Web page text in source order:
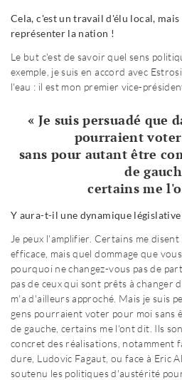
Cela, c'est un travail d'élu local,
représenter la nation !
Le but c'est de savoir quel sens
exemple, je suis en accord avec
l'eau : il est mon premier vice-
« Je suis persuadé que
pourraient
sans pour autant être
de
certains me
Y aura-t-il une dynamique
Je peux l'amplifier. Certains me disent
efficace, mais quel dommage que
pourquoi ne changez-vous pas de
pas de ceux qui sont prêts à changer
m'a d'ailleurs approché. Mais je suis
gens pourraient voter pour moi sans
de gauche, certains me l'ont dit. Ils
concret des réalisations, notamment
dure, Ludovic Fagaut, ou face à Eric
soutenu les politiques d'austérité